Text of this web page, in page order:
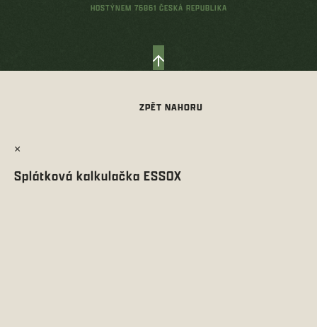
HOSTÝNEM 76861 ČESKÁ REPUBLIKA
×
Splátková kalkulačka ESSOX